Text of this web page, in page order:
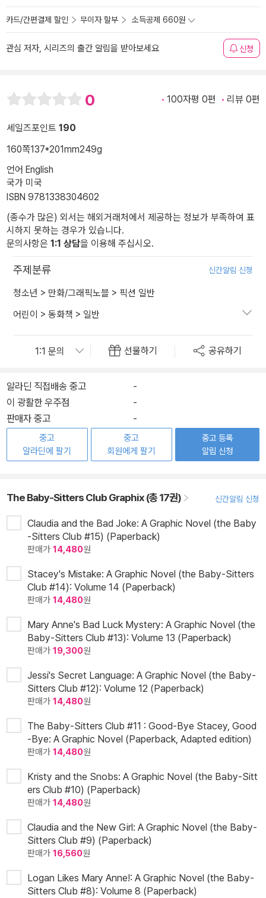
카드/간편결제 할인 무이자 할부 소득공제 660원
관심 저자, 시리즈의 출간 알림을 받아보세요 신청
0 100자평 0편 리뷰 0편
세일즈포인트 190
160쪽137*201mm249g
언어 English
국가 미국
ISBN 9781338304602
(종수가 많은) 외서는 해외거래처에서 제공하는 정보가 부족하여 표
시하지 못하는 경우가 있습니다.
문의사항은 1:1 상담을 이용해 주십시오.
주제분류 신간알림 신청
청소년 > 만화/그래픽노블 > 픽션 일반
어린이 > 동화책 > 일반
선물하기 공유하기
알라딘 직접배송 중고
-
이 광활한 우주점
-
판매자 중고
-
중고
알라딘에 팔기
중고
회원에게 팔기
중고 등록
알림 신청
The Baby-Sitters Club Graphix (총 17권) 신간알림 신청
Claudia and the Bad Joke: A Graphic Novel (the Baby
-Sitters Club #15) (Paperback)
판매가 14,480원
Stacey's Mistake: A Graphic Novel (the Baby-Sitters
Club #14): Volume 14 (Paperback)
판매가 14,480원
Mary Anne's Bad Luck Mystery: A Graphic Novel (the
Baby-Sitters Club #13): Volume 13 (Paperback)
판매가 19,300원
Jessi's Secret Language: A Graphic Novel (the Baby-
Sitters Club #12): Volume 12 (Paperback)
판매가 14,480원
The Baby-Sitters Club #11 : Good-Bye Stacey, Good
-Bye: A Graphic Novel (Paperback, Adapted edition)
판매가 14,480원
Kristy and the Snobs: A Graphic Novel (the Baby-Sitt
ers Club #10) (Paperback)
판매가 14,480원
Claudia and the New Girl: A Graphic Novel (the Baby-
Sitters Club #9) (Paperback)
판매가 16,560원
Logan Likes Mary Anne!: A Graphic Novel (the Baby-
Sitters Club #8): Volume 8 (Paperback)